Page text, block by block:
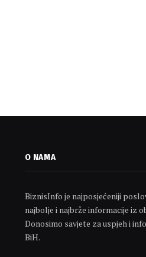
O NAMA
BiznisInfo je najposjećeniji
najbolje i najbrže informacije iz
Donosimo savjete za uspjeh i
BiH.